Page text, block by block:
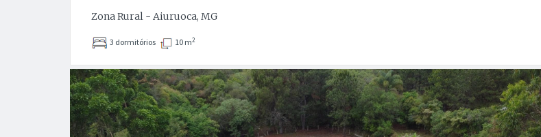
Zona Rural - Aiuruoca, MG
3 dormitórios 10 m2
Anterior